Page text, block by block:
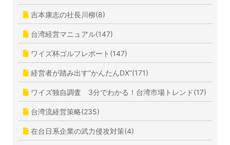
吉本康志の社長川柳(8)
台湾経営マニュアル(147)
ワイズ杯ゴルフレポート(147)
経営者が踏み出す”かんたんDX”(171)
ワイズ独自調査 3分でわかる！台湾市場トレンド(17)
台湾流経営策略(235)
在台日系企業の武力侵攻対策(4)